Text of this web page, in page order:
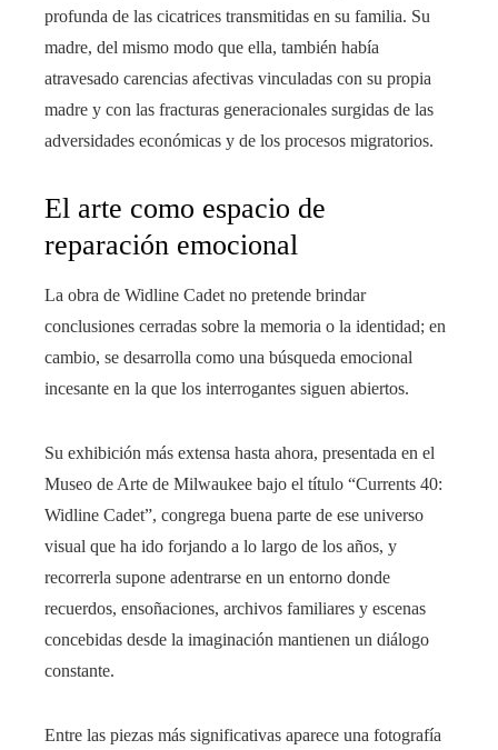
profunda de las cicatrices transmitidas en su familia. Su
madre, del mismo modo que ella, también había
atravesado carencias afectivas vinculadas con su propia
madre y con las fracturas generacionales surgidas de las
adversidades económicas y de los procesos migratorios.
El arte como espacio de
reparación emocional
La obra de Widline Cadet no pretende brindar
conclusiones cerradas sobre la memoria o la identidad; en
cambio, se desarrolla como una búsqueda emocional
incesante en la que los interrogantes siguen abiertos.
Su exhibición más extensa hasta ahora, presentada en el
Museo de Arte de Milwaukee bajo el título “Currents 40:
Widline Cadet”, congrega buena parte de ese universo
visual que ha ido forjando a lo largo de los años, y
recorrerla supone adentrarse en un entorno donde
recuerdos, ensoñaciones, archivos familiares y escenas
concebidas desde la imaginación mantienen un diálogo
constante.
Entre las piezas más significativas aparece una fotografía